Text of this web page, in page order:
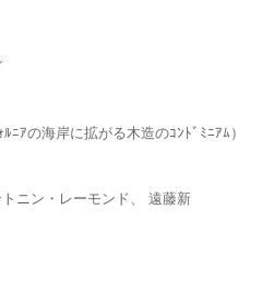
ｱの海岸に拡がる木造のｺﾝﾄﾞﾐﾆｱﾑ）
ニン・レーモンド、 遠藤新